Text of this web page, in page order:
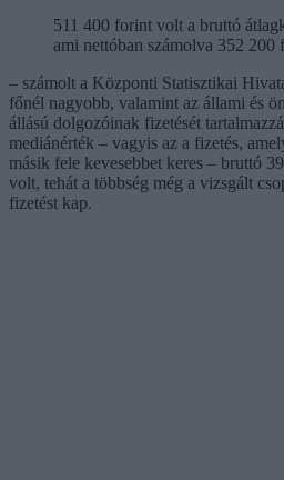
511 400 forint volt a bruttó
ami nettóban számolva 352 200
– számolt a Központi Statisztikai
főnél nagyobb, valamint az állami és
állású dolgozóinak fizetését
mediánérték – vagyis az a fizetés,
másik fele kevesebbet keres – bruttó
volt, tehát a többség még a vizsgált
fizetést kap.